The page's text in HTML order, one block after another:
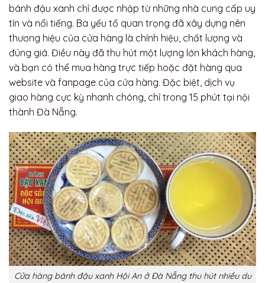
bánh đậu xanh chỉ được nhập từ những nhà cung cấp uy
tín và nổi tiếng. Ba yếu tố quan trọng đã xây dựng nên
thương hiệu của cửa hàng là chính hiệu, chất lượng và
đúng giá. Điều này đã thu hút một lượng lớn khách hàng,
và bạn có thể mua hàng trực tiếp hoặc đặt hàng qua
website và fanpage của cửa hàng. Đặc biệt, dịch vụ
giao hàng cực kỳ nhanh chóng, chỉ trong 15 phút tại nội
thành Đà Nẵng.
Cửa hàng bánh đậu xanh Hội An ở Đà Nẵng thu hút nhiều du